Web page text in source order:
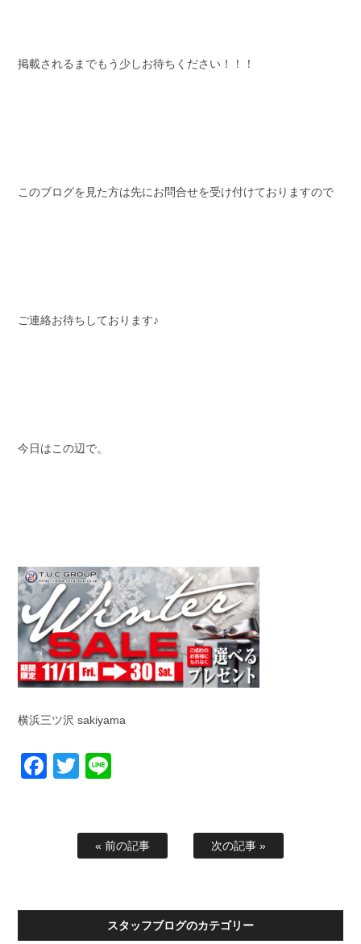
掲載されるまでもう少しお待ちください！！！
このブログを見た方は先にお問合せを受け付けておりますので
ご連絡お待ちしております♪
今日はこの辺で。
横浜三ツ沢 sakiyama
Facebook
Twitter
« 前の記事 次の記事 »
スタッフブログのカテゴリー